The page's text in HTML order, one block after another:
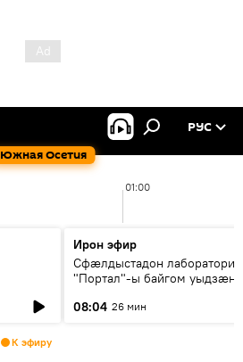
Южная Осетия
РУС
01:00
Ирон эфир
Сфæлдыстадон лаборатори
"Портал"-ы байгом уыдзæн
Æхсары куыстыты равдыст
08:04 26 мин
К эфиру